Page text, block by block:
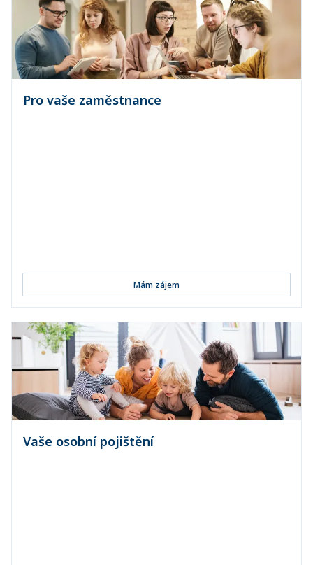
Pro vaše zaměstnance
Mám zájem
Vaše osobní pojištění